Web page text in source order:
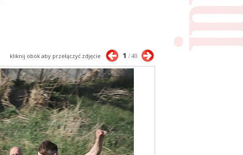
kliknij obok aby przełączyć zdjęcie 1 / 40